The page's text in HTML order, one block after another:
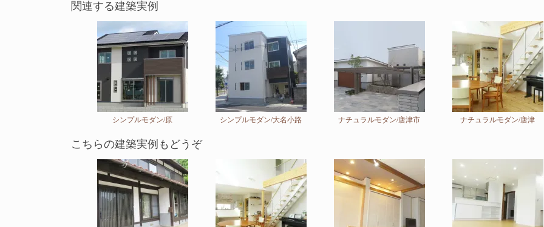
シンプルモダン/大名小路 ナチュラルモダン/唐津市 ナチュラルモダン/唐津
こちらの建築実例もどうぞ
I様邸リノベーション / 肥前町
リビング階段と吹抜けが爽快な注
文住宅/唐津市呼子/新築
リビング・お部屋リフォーム実例
築120年の古民家を全面リフ
ム(リノベーション)-唐津